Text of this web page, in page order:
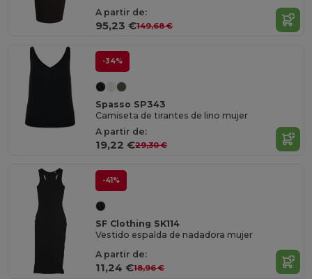
A partir de:
95,23 €149,68 €
-34%
Spasso SP343
Camiseta de tirantes de lino mujer
A partir de:
19,22 €29,30 €
-41%
SF Clothing SK114
Vestido espalda de nadadora mujer
A partir de:
11,24 €18,96 €